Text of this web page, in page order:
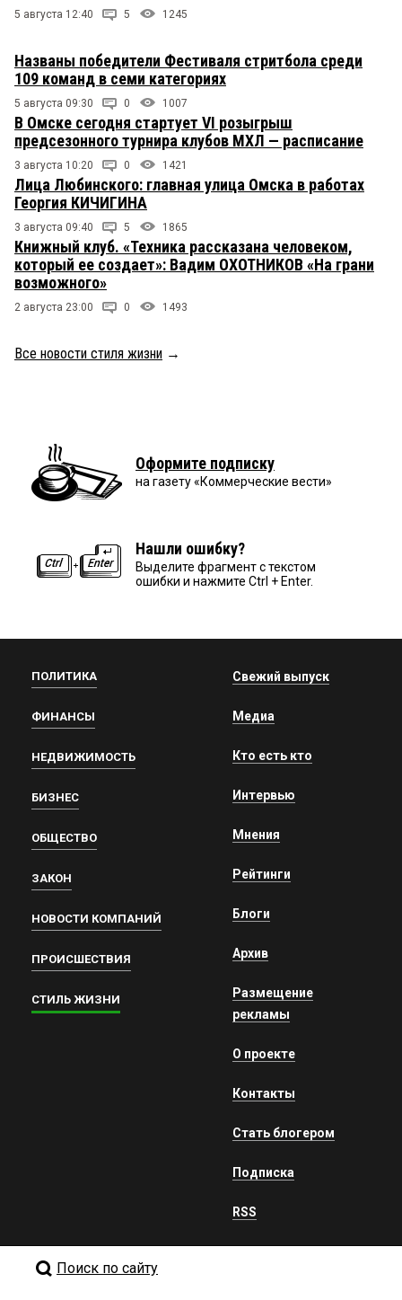
5 августа 12:40 5 1245
Названы победители Фестиваля стритбола среди
109 команд в семи категориях
5 августа 09:30 0 1007
В Омске сегодня стартует VI розыгрыш
предсезонного турнира клубов МХЛ — расписание
3 августа 10:20 0 1421
Лица Любинского: главная улица Омска в работах
Георгия КИЧИГИНА
3 августа 09:40 5 1865
Книжный клуб. «Техника рассказана человеком,
который ее создает»: Вадим ОХОТНИКОВ «На грани
возможного»
2 августа 23:00 0 1493
Все новости стиля жизни →
Оформите подписку
на газету «Коммерческие вести»
Нашли ошибку?
Выделите фрагмент с текстом
ошибки и нажмите Ctrl + Enter.
ПОЛИТИКА
ФИНАНСЫ
НЕДВИЖИМОСТЬ
БИЗНЕС
ОБЩЕСТВО
ЗАКОН
НОВОСТИ КОМПАНИЙ
ПРОИСШЕСТВИЯ
СТИЛЬ ЖИЗНИ
Свежий выпуск
Медиа
Кто есть кто
Интервью
Мнения
Рейтинги
Блоги
Архив
Размещение
рекламы
О проекте
Контакты
Стать блогером
Подписка
RSS
Поиск по сайту